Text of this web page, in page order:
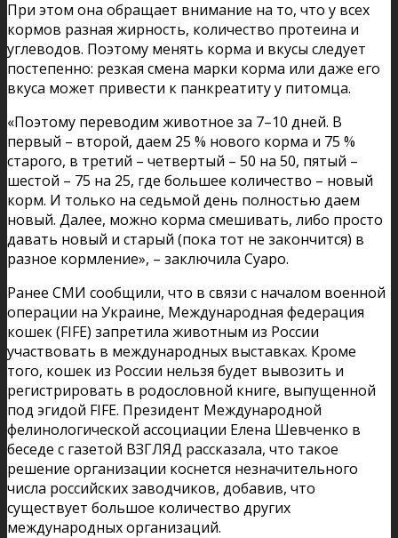
При этом она обращает внимание на то, что у всех
кормов разная жирность, количество протеина и
углеводов. Поэтому менять корма и вкусы следует
постепенно: резкая смена марки корма или даже его
вкуса может привести к панкреатиту у питомца.
«Поэтому переводим животное за 7–10 дней. В
первый – второй, даем 25 % нового корма и 75 %
старого, в третий – четвертый – 50 на 50, пятый –
шестой – 75 на 25, где большее количество – новый
корм. И только на седьмой день полностью даем
новый. Далее, можно корма смешивать, либо просто
давать новый и старый (пока тот не закончится) в
разное кормление», – заключила Суаро.
Ранее СМИ сообщили, что в связи с началом военной
операции на Украине, Международная федерация
кошек (FIFE) запретила животным из России
участвовать в международных выставках. Кроме
того, кошек из России нельзя будет вывозить и
регистрировать в родословной книге, выпущенной
под эгидой FIFE. Президент Международной
фелинологической ассоциации Елена Шевченко в
беседе с газетой ВЗГЛЯД рассказала, что такое
решение организации коснется незначительного
числа российских заводчиков, добавив, что
существует большое количество других
международных организаций.